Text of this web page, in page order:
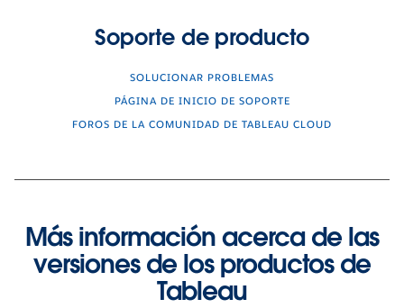
Soporte de producto
SOLUCIONAR PROBLEMAS
PÁGINA DE INICIO DE SOPORTE
FOROS DE LA COMUNIDAD DE TABLEAU CLOUD
Más información acerca de las
versiones de los productos de
Tableau